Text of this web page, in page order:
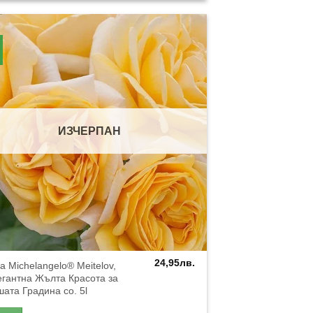
ИЗЧЕРПАН
Michelangelo® Meitelov,
Жълта Красота за
Градина co. 5l
24,95лв.